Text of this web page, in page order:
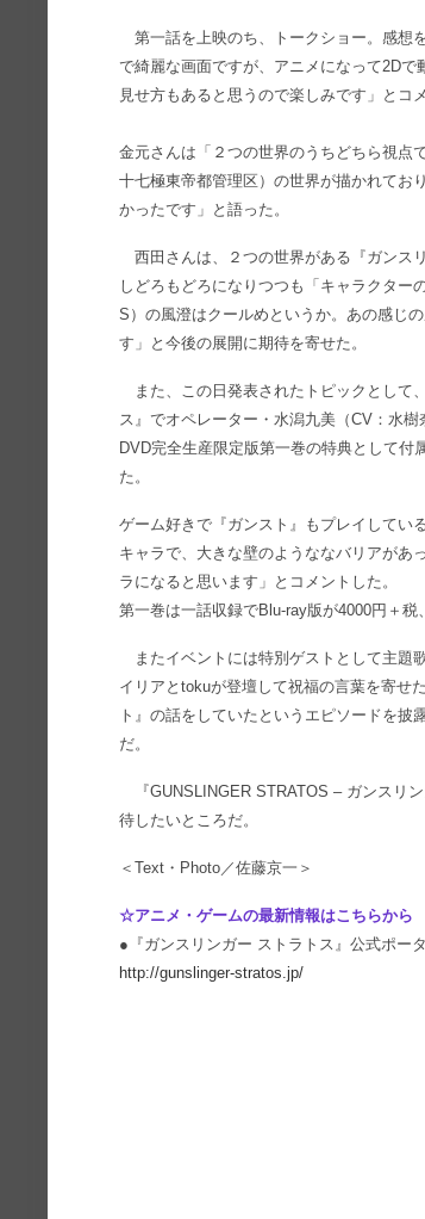
第一話を上映のち、トークショー。感想
で綺麗な画面ですが、アニメになって2D
見せ方もあると思うので楽しみです」とコメ
金元さんは「２つの世界のうちどちら視点
十七極東帝都管理区）の世界が描かれてお
かったです」と語った。
西田さんは、２つの世界がある『ガンス
しどろもどろになりつつも「キャラクター
S）の風澄はクールめというか。あの感じ
す」と今後の展開に期待を寄せた。
また、この日発表されたトピックとして
ス』でオペレーター・水潟九美（CV：水
DVD完全生産限定版第一巻の特典として付
た。
ゲーム好きで『ガンスト』もプレイしてい
キャラで、大きな壁のようななバリアがあ
ラになると思います」とコメントした。
第一巻は一話収録でBlu-ray版が4000円＋税
またイベントには特別ゲストとして主題
イリアとtokuが登壇して祝福の言葉を寄せ
ト』の話をしていたというエピソードを披
だ。
『GUNSLINGER STRATOS – ガンスリ
待したいところだ。
＜Text・Photo／佐藤京一＞
☆アニメ・ゲームの最新情報はこちらから
●『ガンスリンガー ストラトス』公式ポー
http://gunslinger-stratos.jp/